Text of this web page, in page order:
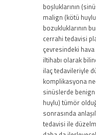
boşluklarının
malign (kötü
bozukluklarının
cerrahi tedavisi
çevresindeki
iltihabı olarak
ilaç tedavileriyle
komplikasyona
sinüslerde
huylu) tümör
sonrasında
tedavisi ile